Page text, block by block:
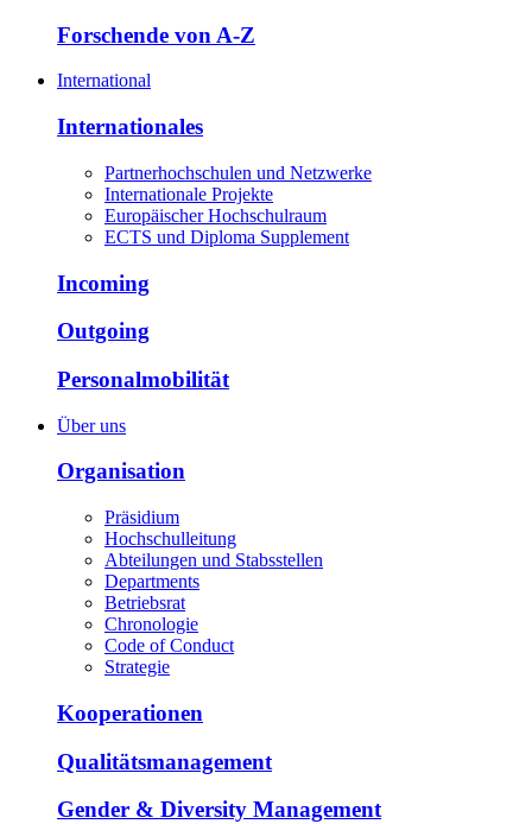
Forschende von A-Z
International
Internationales
Partnerhochschulen und Netzwerke
Internationale Projekte
Europäischer Hochschulraum
ECTS und Diploma Supplement
Incoming
Outgoing
Personalmobilität
Über uns
Organisation
Präsidium
Hochschulleitung
Abteilungen und Stabsstellen
Departments
Betriebsrat
Chronologie
Code of Conduct
Strategie
Kooperationen
Qualitätsmanagement
Gender & Diversity Management